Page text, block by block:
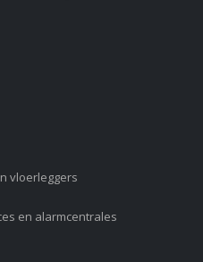
vloerleggers
en alarmcentrales